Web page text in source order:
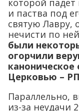
которой
и паства под
святую Лавру,
нечисти по
были
огорчили
Церковью –
Параллельно,
из-за неудачи